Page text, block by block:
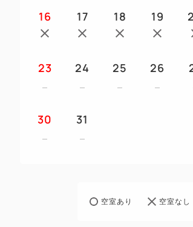
16 17 18 19
23 24 25 26
30 31
空室あり 空室なし